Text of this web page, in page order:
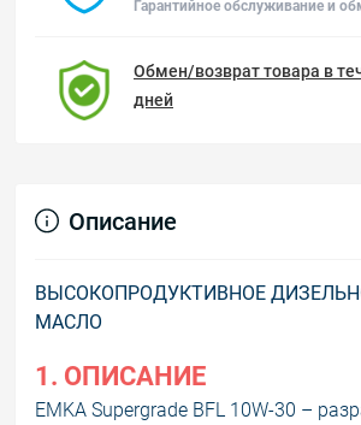
Гарантийное обслуживание и
Обмен/возврат товара в
дней
Описание
ВЫСОКОПРОДУКТИВНОЕ
МАСЛО
1. ОПИСАНИЕ
EMKA Supergrade BFL 10W-30 –